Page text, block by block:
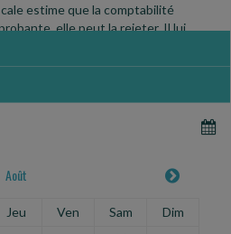
estime que la comptabilité
elle peut la rejeter. Il lui
DE HARCÈLEMENT SANS
toxiques » à l'égard des
Août
Jeu Ven Sam
Dim